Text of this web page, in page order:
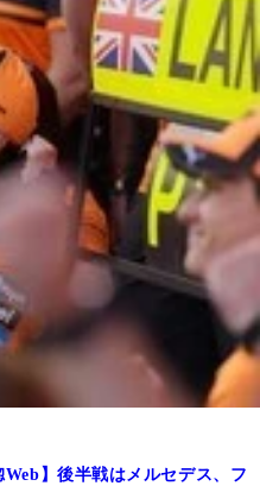
Web】後半戦はメルセデス、フ